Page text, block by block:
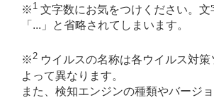
※ 1 文字数にお気をつけください。文
「...」と省略されてしまいます。
※2 ウイルスの名称は各ウイルス対
よって異なります。
また、検知エンジンの種類やバージ